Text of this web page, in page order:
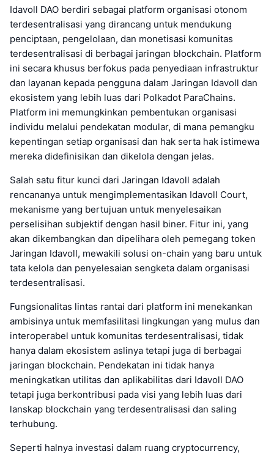
Idavoll DAO berdiri sebagai platform organisasi otonom
terdesentralisasi yang dirancang untuk mendukung
penciptaan, pengelolaan, dan monetisasi komunitas
terdesentralisasi di berbagai jaringan blockchain. Platform
ini secara khusus berfokus pada penyediaan infrastruktur
dan layanan kepada pengguna dalam Jaringan Idavoll dan
ekosistem yang lebih luas dari Polkadot ParaChains.
Platform ini memungkinkan pembentukan organisasi
individu melalui pendekatan modular, di mana pemangku
kepentingan setiap organisasi dan hak serta hak istimewa
mereka didefinisikan dan dikelola dengan jelas.
Salah satu fitur kunci dari Jaringan Idavoll adalah
rencananya untuk mengimplementasikan Idavoll Court,
mekanisme yang bertujuan untuk menyelesaikan
perselisihan subjektif dengan hasil biner. Fitur ini, yang
akan dikembangkan dan dipelihara oleh pemegang token
Jaringan Idavoll, mewakili solusi on-chain yang baru untuk
tata kelola dan penyelesaian sengketa dalam organisasi
terdesentralisasi.
Fungsionalitas lintas rantai dari platform ini menekankan
ambisinya untuk memfasilitasi lingkungan yang mulus dan
interoperabel untuk komunitas terdesentralisasi, tidak
hanya dalam ekosistem aslinya tetapi juga di berbagai
jaringan blockchain. Pendekatan ini tidak hanya
meningkatkan utilitas dan aplikabilitas dari Idavoll DAO
tetapi juga berkontribusi pada visi yang lebih luas dari
lanskap blockchain yang terdesentralisasi dan saling
terhubung.
Seperti halnya investasi dalam ruang cryptocurrency,